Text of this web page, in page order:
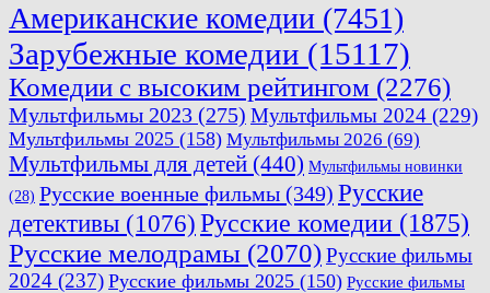
Американские комедии (7451)
Зарубежные комедии (15117)
Комедии с высоким рейтингом (2276)
Мультфильмы 2023 (275) Мультфильмы 2024 (229)
Мультфильмы 2025 (158) Мультфильмы 2026 (69)
Мультфильмы для детей (440) Мультфильмы новинки
(28) Русские военные фильмы (349) Русские
детективы (1076)Русские комедии (1875)
Русские мелодрамы (2070)Русские фильмы
2024 (237) Русские фильмы 2025 (150) Русские фильмы